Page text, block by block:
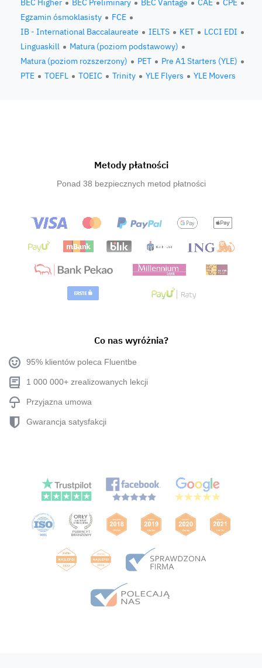
BEC Higher BEC Preliminary BEC Vantage CAE
CPE
Egzamin ósmoklasisty
FCE
IB - International Baccalaureate
IELTS KET
LCCI EDI
Linguaskill
Matura (poziom podstawowy)
Matura (poziom rozszerzony)
PET
Pre A1 Starters (YLE)
PTE
TOEFL TOEIC Trinity YLE Flyers YLE Movers
Metody płatności
Ponad 38 bezpiecznych metod płatności
Co nas wyróżnia?
95% klientów poleca Fluentbe
1 000 000+ zrealizowanych lekcji
Przyjazna umowa
Gwarancja satysfakcji